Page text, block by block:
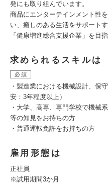
発にも取り組んでいます。
商品にエンターテインメント性
い、癒しのある生活をサポート
「健康増進総合支援企業」を目指
求められるスキルは
必須
・製造業における機械設計、保
安：3年程度以上）
・大学、高専、専門学校で機械
等の知見をお持ちの方
・普通運転免許をお持ちの方
雇用形態は
正社員
※試用期間3か月